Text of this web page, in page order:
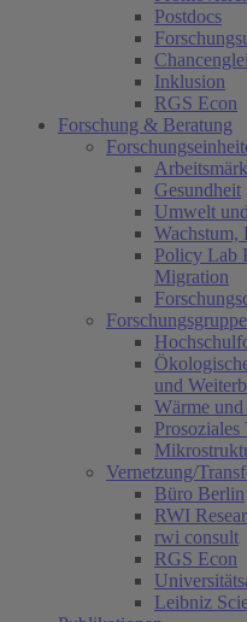
Postdocs
Inklusion
RGS Econ
Forschung & Beratung
Gesundheit
Umwelt
Wachstum,
Policy Lab
Migration
und
Wärme
Prosoziales
Vernetzung/
Büro Berlin
RWI
rwi consult
RGS Econ
Leibniz